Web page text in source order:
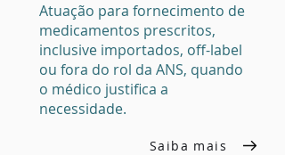
Atuação para fornecimento de
medicamentos prescritos,
inclusive importados, off-label
ou fora do rol da ANS, quando
o médico justifica a
necessidade.
Saiba mais